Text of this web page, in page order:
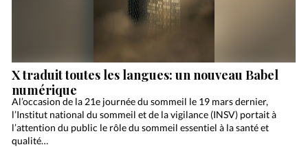
X traduit toutes les langues: un nouveau Babel
numérique
Al’occasion de la 21e journée du sommeil le 19 mars dernier,
l’Institut national du sommeil et de la vigilance (INSV) portait à
l’attention du public le rôle du sommeil essentiel à la santé et
qualité…